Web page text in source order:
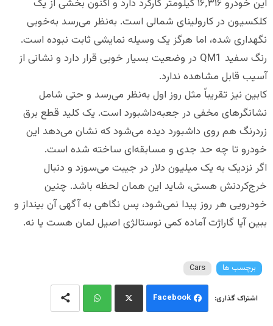
این خودرو ۱۶٬۳۱۶ کیلومتر کارکرد دارد و اکنون بخشی از یک
کلکسیون در کارولینای شمالی است. به‌نظر می‌رسد به‌خوبی
نگهداری شده، اما هرگز یک وسیله نمایشی ثابت نبوده است.
رنگ سفید QM1 در وضعیت بسیار خوبی قرار دارد و نشانی از
آسیب قابل مشاهده ندارد.
کابین نیز تقریباً مثل روز اول به‌نظر می‌رسد و حتی شامل
نشانگرهای مخفی در جعبه‌داشبورد است. یک کلید قطع برق
زردرنگ هم روی داشبورد دیده می‌شود که نشان می‌دهد این
خودرو تا چه حد جدی و مسابقه‌ای ساخته شده است.
اگر نزدیک به یک میلیون دلار در جیبت می‌سوزد و دنبال
خرج‌کردنش هستی، شاید این همان لحظه باشد. چنین
خودرویی هر روز پیدا نمی‌شود، پس نگاهی به آگهی آن بینداز و
ببین آیا گاراژت آماده کمی نوستالژی اصیل لمان هست یا نه.
برچسب ها Cars
Facebook